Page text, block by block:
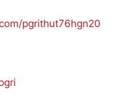
pgrithut76hgn20